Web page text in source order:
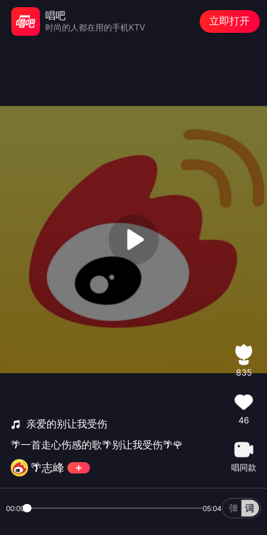
亲爱的别让我受伤
🌴一首走心伤感的歌🌴别让我受伤🌴🌹
🌴志峰
835
46
唱同款
00:00 05:04
唱吧
时尚的人都在用的手机KTV
立即打开